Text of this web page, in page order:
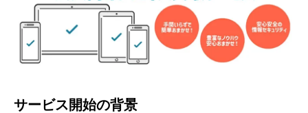
サービス開始の背景